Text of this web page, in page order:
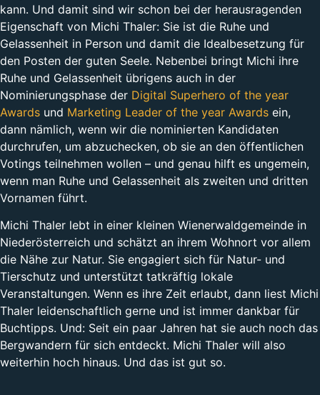
kann. Und damit sind wir schon bei der herausragenden
Eigenschaft von Michi Thaler: Sie ist die Ruhe und
Gelassenheit in Person und damit die Idealbesetzung für
den Posten der guten Seele. Nebenbei bringt Michi ihre
Ruhe und Gelassenheit übrigens auch in der
Nominierungsphase der Digital Superhero of the year
Awards und Marketing Leader of the year Awards ein,
dann nämlich, wenn wir die nominierten Kandidaten
durchrufen, um abzuchecken, ob sie an den öffentlichen
Votings teilnehmen wollen – und genau hilft es ungemein,
wenn man Ruhe und Gelassenheit als zweiten und dritten
Vornamen führt.
Michi Thaler lebt in einer kleinen Wienerwaldgemeinde in
Niederösterreich und schätzt an ihrem Wohnort vor allem
die Nähe zur Natur. Sie engagiert sich für Natur- und
Tierschutz und unterstützt tatkräftig lokale
Veranstaltungen. Wenn es ihre Zeit erlaubt, dann liest Michi
Thaler leidenschaftlich gerne und ist immer dankbar für
Buchtipps. Und: Seit ein paar Jahren hat sie auch noch das
Bergwandern für sich entdeckt. Michi Thaler will also
weiterhin hoch hinaus. Und das ist gut so.